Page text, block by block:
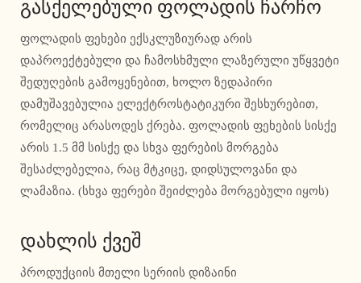
გასქელებული ფოლადის ჩარჩო
ფოლადის ფეხები ექსკლუზიურად არის
დაპროექტებული და ჩამოსხმული ლაზერული უწყვეტი
შედუღების გამოყენებით, ხოლო ზედაპირი
დამუშავებულია ელექტროსტატიკური შესხურებით,
რომელიც არასოდეს ქრება. ფოლადის ფეხების სისქე
არის 1.5 მმ სისქე და სხვა ფერების მორგება
შესაძლებელია, რაც მტკიცე, დიდსულოვანი და
ლამაზია. (სხვა ფერები შეიძლება მორგებული იყოს)
დახლის ქვეშ
პროდუქციის მთელი სერიის დიზაინი